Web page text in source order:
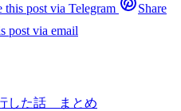
this post via Telegram
Share
post via email
行した話 まとめ